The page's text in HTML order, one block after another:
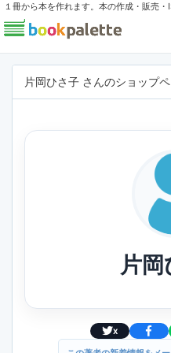
１冊から本を作れます。本の作成・販売・
片岡ひさ子 さんのショップ
片
X